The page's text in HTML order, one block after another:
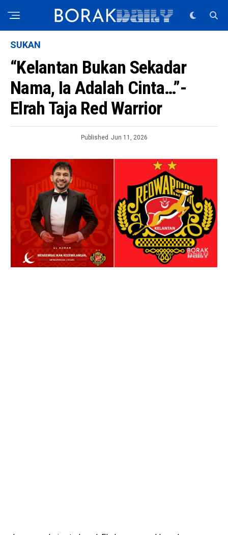
SUKAN
“Kelantan Bukan Sekadar
Nama, Ia Adalah Cinta…”-
Elrah Taja Red Warrior
Published Jun 11, 2026